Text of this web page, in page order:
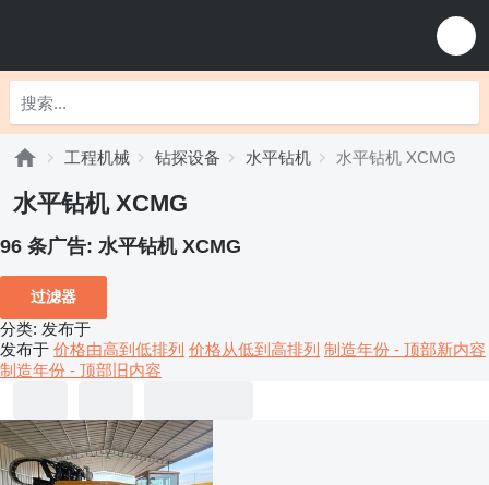
工程机械 钻探设备 水平钻机 水平钻机 XCMG
水平钻机 XCMG
96 条广告: 水平钻机 XCMG
过滤器
分类: 发布于
发布于 价格由高到低排列 价格从低到高排列 制造年份 - 顶部新内容
制造年份 - 顶部旧内容